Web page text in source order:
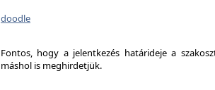
doodle
Fontos, hogy a jelentkezés határideje a
máshol is meghirdetjük.